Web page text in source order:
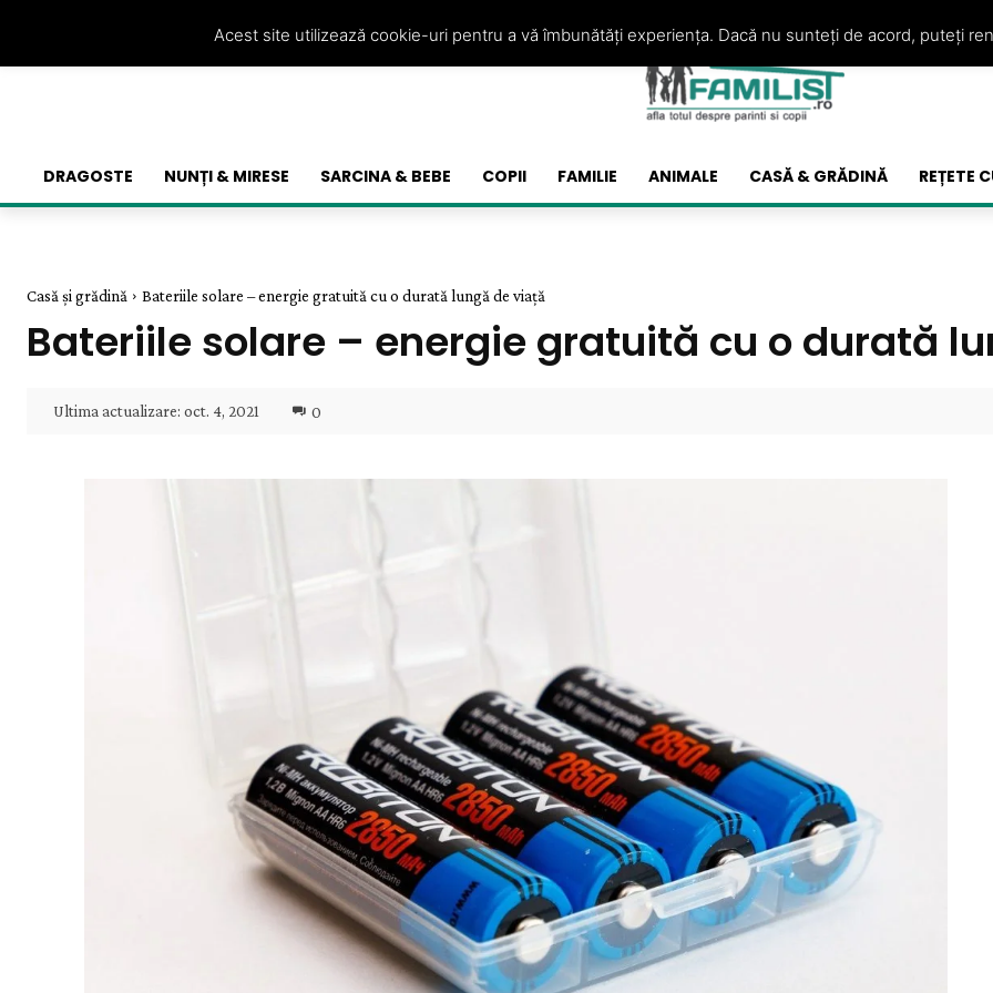
DRAGOSTE NUNȚI & MIRESE SARCINA & BEBE COPII FAMILIE ANIMALE CASĂ & GRĂDINĂ REȚETE
Casă și grădină Bateriile solare – energie gratuită cu o durată lungă de viață
Bateriile solare – energie gratuită cu o durată
Ultima actualizare: oct. 4, 2021 0
Acest site utilizează cookie-uri pentru a vă îmbunătăți experiența. Dacă nu sunteți de acord, puteți